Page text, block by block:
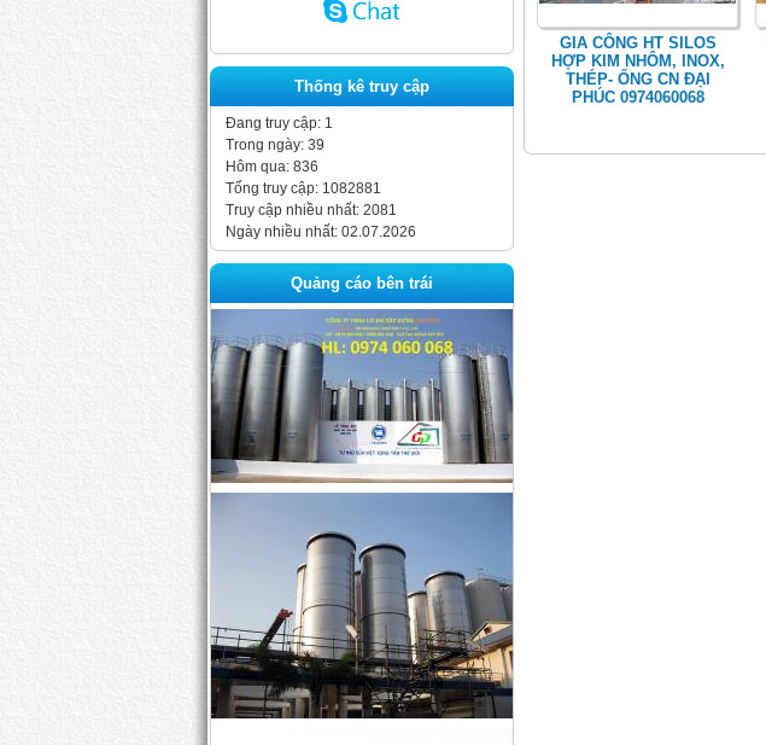
Thống kê truy cập
Đang truy cập: 1
Trong ngày: 39
Hôm qua: 836
Tổng truy cập: 1082881
Truy cập nhiều nhất: 2081
Ngày nhiều nhất: 02.07.2026
Quảng cáo bên trái
GIA CÔNG HT SILOS
HỢP KIM NHÔM, INOX,
THÉP- ỐNG CN ĐẠI
PHÚC 0974060068